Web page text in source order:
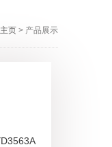
主页> 产品展示